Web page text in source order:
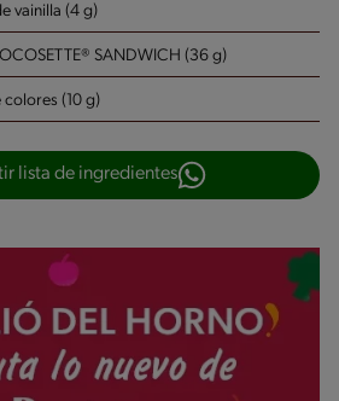
vainilla (4 g)
SANDWICH (36 g)
colores (10 g)
lista de ingredientes